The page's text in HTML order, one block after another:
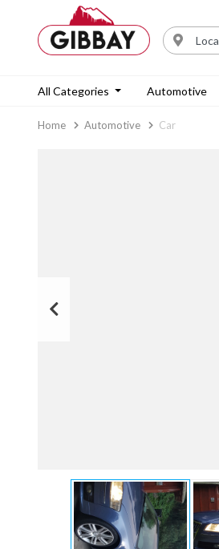
All Categories Automotive
Home Automotive Car